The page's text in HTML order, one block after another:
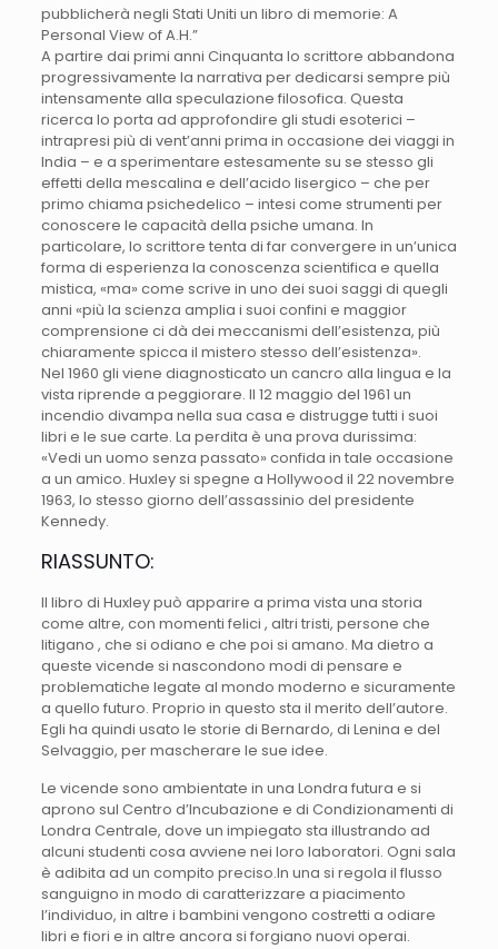
pubblicherà negli Stati Uniti un libro di memorie: A
Personal View of A.H.”
A partire dai primi anni Cinquanta lo scrittore abbandona
progressivamente la narrativa per dedicarsi sempre più
intensamente alla speculazione filosofica. Questa
ricerca lo porta ad approfondire gli studi esoterici –
intrapresi più di vent’anni prima in occasione dei viaggi in
India – e a sperimentare estesamente su se stesso gli
effetti della mescalina e dell’acido lisergico – che per
primo chiama psichedelico – intesi come strumenti per
conoscere le capacità della psiche umana. In
particolare, lo scrittore tenta di far convergere in un’unica
forma di esperienza la conoscenza scientifica e quella
mistica, «ma» come scrive in uno dei suoi saggi di quegli
anni «più la scienza amplia i suoi confini e maggior
comprensione ci dà dei meccanismi dell’esistenza, più
chiaramente spicca il mistero stesso dell’esistenza».
Nel 1960 gli viene diagnosticato un cancro alla lingua e la
vista riprende a peggiorare. Il 12 maggio del 1961 un
incendio divampa nella sua casa e distrugge tutti i suoi
libri e le sue carte. La perdita è una prova durissima:
«Vedi un uomo senza passato» confida in tale occasione
a un amico. Huxley si spegne a Hollywood il 22 novembre
1963, lo stesso giorno dell’assassinio del presidente
Kennedy.
RIASSUNTO:
Il libro di Huxley può apparire a prima vista una storia
come altre, con momenti felici , altri tristi, persone che
litigano , che si odiano e che poi si amano. Ma dietro a
queste vicende si nascondono modi di pensare e
problematiche legate al mondo moderno e sicuramente
a quello futuro. Proprio in questo sta il merito dell’autore.
Egli ha quindi usato le storie di Bernardo, di Lenina e del
Selvaggio, per mascherare le sue idee.
Le vicende sono ambientate in una Londra futura e si
aprono sul Centro d’Incubazione e di Condizionamenti di
Londra Centrale, dove un impiegato sta illustrando ad
alcuni studenti cosa avviene nei loro laboratori. Ogni sala
è adibita ad un compito preciso.In una si regola il flusso
sanguigno in modo di caratterizzare a piacimento
l’individuo, in altre i bambini vengono costretti a odiare
libri e fiori e in altre ancora si forgiano nuovi operai.